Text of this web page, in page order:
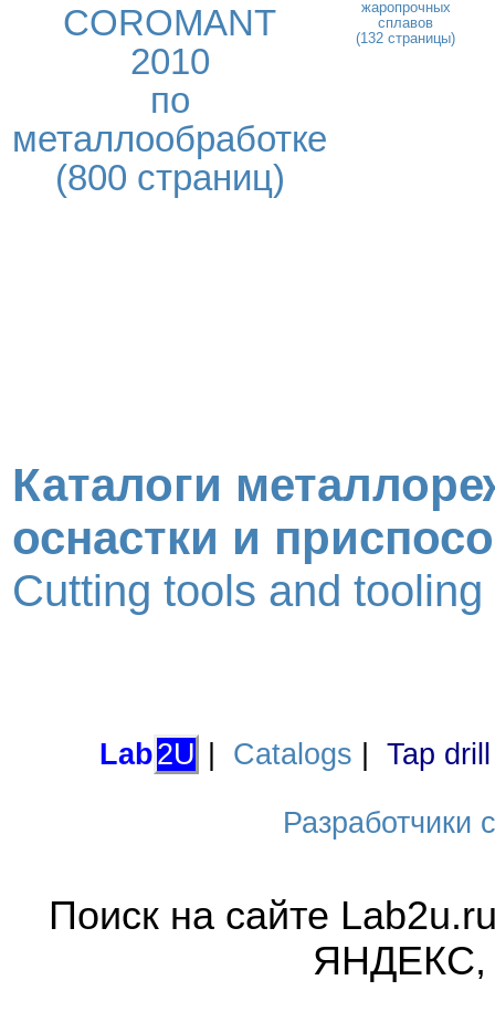
COROMANT
2010
по
металлообработке
(800 страниц)
жаропрочных
сплавов
(132 страницы)
Каталоги
оснастки и
Cutting tools and
Lab2U Catalogs Tap
Разработчики
Поиск на сайте
ЯНДЕКС,